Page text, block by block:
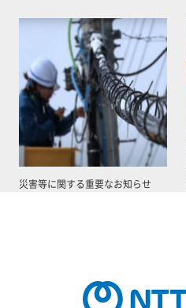
災害等に関する重要なお知らせ